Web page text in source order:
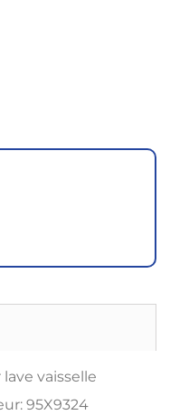
vaisselle
95X9324